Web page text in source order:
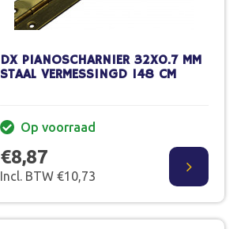
DX PIANOSCHARNIER 32X0.7 MM
STAAL VERMESSINGD 148 CM
Op voorraad
€8,87
Incl. BTW €10,73